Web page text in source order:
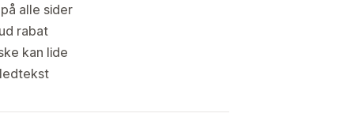
alle sider
rabat
kan lide